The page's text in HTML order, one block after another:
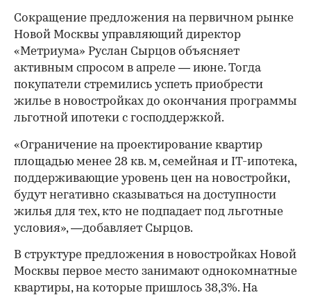
Сокращение предложения на первичном рынке
Новой Москвы управляющий директор
«Метриума» Руслан Сырцов объясняет
активным спросом в апреле — июне. Тогда
покупатели стремились успеть приобрести
жилье в новостройках до окончания программы
льготной ипотеки с господдержкой.
«Ограничение на проектирование квартир
площадью менее 28 кв. м, семейная и IT-ипотека,
поддерживающие уровень цен на новостройки,
будут негативно сказываться на доступности
жилья для тех, кто не подпадает под льготные
условия», —добавляет Сырцов.
В структуре предложения в новостройках Новой
Москвы первое место занимают однокомнатные
квартиры, на которые пришлось 38,3%. На